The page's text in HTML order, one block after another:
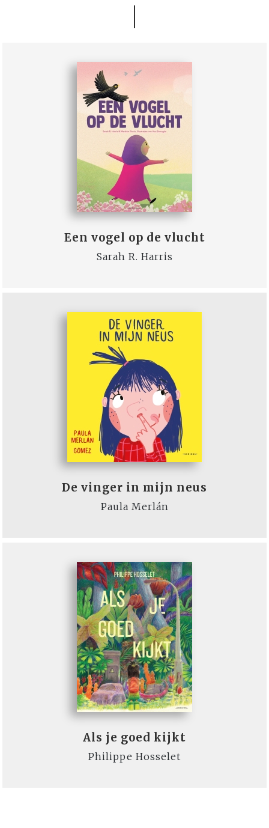
Een vogel op de vlucht
Sarah R. Harris
De vinger in mijn neus
Paula Merlán
Als je goed kijkt
Philippe Hosselet